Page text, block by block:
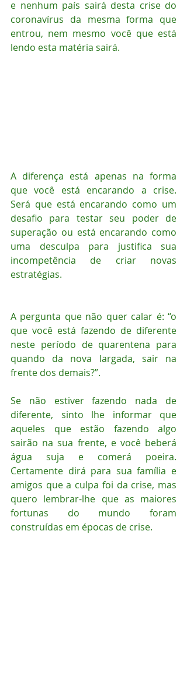
e nenhum país sairá desta crise do
coronavírus da mesma forma que
entrou, nem mesmo você que está
lendo esta matéria sairá.
A diferença está apenas na forma
que você está encarando a crise.
Será que está encarando como um
desafio para testar seu poder de
superação ou está encarando como
uma desculpa para justifica sua
incompetência de criar novas
estratégias.
A pergunta que não quer calar é: “o
que você está fazendo de diferente
neste período de quarentena para
quando da nova largada, sair na
frente dos demais?”.
Se não estiver fazendo nada de
diferente, sinto lhe informar que
aqueles que estão fazendo algo
sairão na sua frente, e você beberá
água suja e comerá poeira.
Certamente dirá para sua família e
amigos que a culpa foi da crise, mas
quero lembrar-lhe que as maiores
fortunas do mundo foram
construídas em épocas de crise.